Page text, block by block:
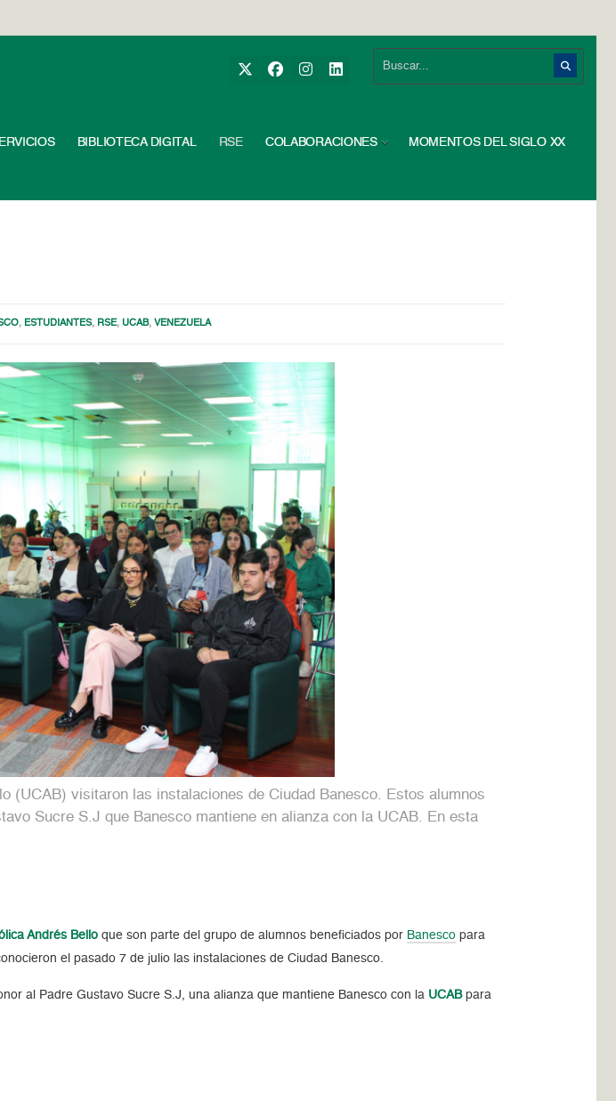
BIBLIOTECA DIGITAL RSE COLABORACIONES MOMENTOS DEL SIGLO XX
, ESTUDIANTES, RSE,UCAB,VENEZUELA
(UCAB) visitaron las instalaciones de Ciudad Banesco. Estos alumnos
Sucre S.J que Banesco mantiene en alianza con la UCAB. En esta
Andrés Bello que son parte del grupo de alumnos beneficiados por Banesco para
el pasado 7 de julio las instalaciones de Ciudad Banesco.
al Padre Gustavo Sucre S.J, una alianza que mantiene Banesco con la UCABpara